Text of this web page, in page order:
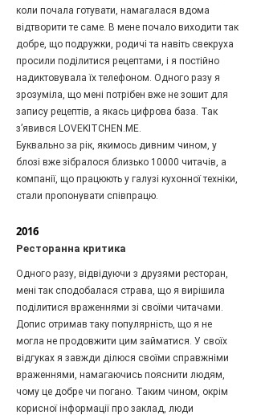
коли почала готувати, намагалася вдома
відтворити те саме. В мене почало виходити так
добре, що подружки, родичі та навіть свекруха
просили поділитися рецептами, і я постійно
надиктовувала їх телефоном. Одного разу я
зрозуміла, що мені потрібен вже не зошит для
запису рецептів, а якась цифрова база. Так
з’явився LOVEKITCHEN.ME.
Буквально за рік, якимось дивним чином, у
блозі вже зібралося близько 10000 читачів, а
компанії, що працюють у галузі кухонної техніки,
стали пропонувати співпрацю.
2016
Ресторанна критика
Одного разу, відвідуючи з друзями ресторан,
мені так сподобалася страва, що я вирішила
поділитися враженнями зі своїми читачами.
Допис отримав таку популярність, що я не
могла не продовжити цим займатися. У своїх
відгуках я завжди ділюся своїми справжніми
враженнями, намагаючись пояснити людям,
чому це добре чи погано. Таким чином, окрім
корисної інформації про заклад, люди